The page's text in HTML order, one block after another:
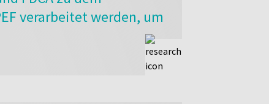
verarbeitet werden, um
herzustellen.